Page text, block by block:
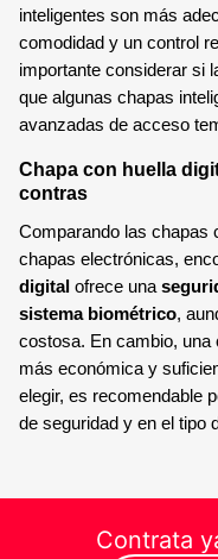
inteligentes son más
comodidad y un control
importante considerar si
que algunas chapas
avanzadas de acceso
Chapa con huella
contras
Comparando las chapas
chapas electrónicas,
digital ofrece una
sistema biométrico,
costosa. En cambio, una
más económica y
elegir, es recomendable
de seguridad y en el tipo
Contrata